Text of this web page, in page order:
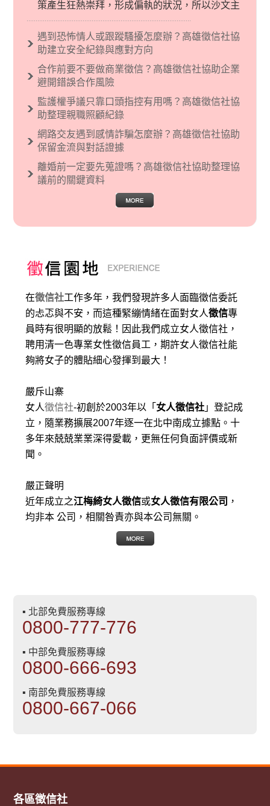
策產生狂熱崇拜，形成偏執的狀況，所以沙文主
義後來就被拿來暗指偏見和歧視，而且有沙文主
義傾向的人，通常對於自己的國家和民族有超強
烈的卓越感，因而瞧不起其他國家的人，所以沙
現了男性沙文…
遇到恐怖情人或跟蹤騷擾怎麼辦？高雄徵信社協
助建立安全紀錄與應對方向
合作前要不要做商業徵信？高雄徵信社協助企業
避開錯誤合作風險
監護權爭議只靠口頭指控有用嗎？高雄徵信社協
助整理親職照顧紀錄
網路交友遇到感情詐騙怎麼辦？高雄徵信社協助
保留金流與對話證據
離婚前一定要先蒐證嗎？高雄徵信社協助整理協
議前的關鍵資料
在徵信社工作多年，我們發現許多人面臨徵信委託
的忐忑與不安，而這種緊繃情緒在面對女人徵信專
員時有很明顯的放鬆！因此我們成立女人徵信社，
聘用清一色專業女性徵信員工，期許女人徵信社能
夠將女子的體貼細心發揮到最大 ！
嚴斥山寨
女人徵信社-初創於2003年以「 女人徵信社 」登記成
立，隨業務擴展2007年逐一在北中南成立據點。十
多年來兢兢業業深得愛載，更無任何負面評價或新
聞。
嚴正聲明
近年成立之江梅綺女人徵信或女人徵信有限公司 ，
均非本 公司，相關咎責亦與本公司無關。
▪ 北部免費服務專線
0800-777-776
▪ 中部免費服務專線
0800-666-693
▪ 南部免費服務專線
0800-667-066
各區徵信社